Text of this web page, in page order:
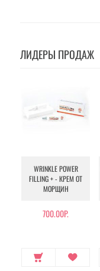
ЛИДЕРЫ ПРОДАЖ
WRINKLE POWER
FILLING + - КРЕМ ОТ
МОРЩИН
700.00Р.